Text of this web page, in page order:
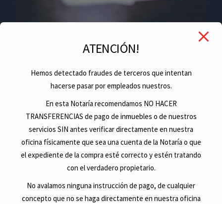
Síguenos
ATENCIÓN!
Hemos detectado fraudes de terceros que intentan
hacerse pasar por empleados nuestros.
En esta Notaría recomendamos NO HACER
TRANSFERENCIAS de pago de inmuebles o de nuestros
servicios SIN antes verificar directamente en nuestra
oficina físicamente que sea una cuenta de la Notaría o que
el expediente de la compra esté correcto y estén tratando
con el verdadero propietario.
No avalamos ninguna instrucción de pago, de cualquier
concepto que no se haga directamente en nuestra oficina